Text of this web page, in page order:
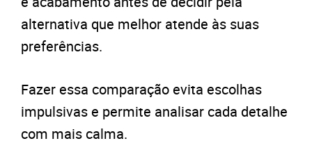
alternativa que melhor atende às suas
preferências.
Fazer essa comparação evita escolhas
impulsivas e permite analisar cada detalhe
com mais calma.